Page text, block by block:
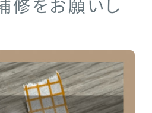
修をお願いし